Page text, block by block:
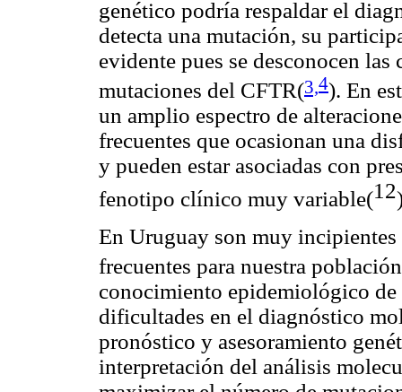
genético podría respaldar el
detecta una mutación, su
evidente pues se desconocen
mutaciones del CFTR(3,4). En
un amplio espectro de
frecuentes que ocasionan una
y pueden estar asociadas con
fenotipo clínico muy variable(12
En Uruguay son muy incipientes
frecuentes para nuestra
conocimiento epidemiológico de
dificultades en el diagnóstico
pronóstico y asesoramiento
interpretación del análisis